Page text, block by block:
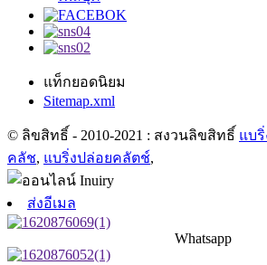
แท็กยอดนิยม
Sitemap.xml
© ลิขสิทธิ์ - 2010-2021 : สงวนลิขสิทธิ์ แบ
คลัช, แบริ่งปล่อยคลัตช์,
ส่งอีเมล
Whatsapp